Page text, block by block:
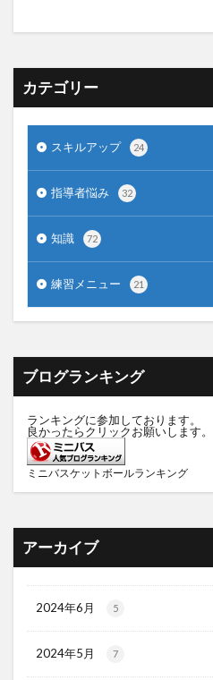
カテゴリー
スキルアップ 24
指導者悩み 32
知識 72
練習メニュー 21
ブログランキング
ランキングに参加しております。
良かったらクリックお願いします。
ミニバスケットボールランキング
アーカイブ
2024年6月 5
2024年5月 7